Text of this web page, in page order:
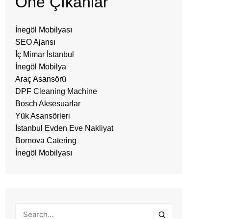
İnegöl Mobilyası
SEO Ajansı
İç Mimar İstanbul
İnegöl Mobilya
Araç Asansörü
DPF Cleaning Machine
Bosch Aksesuarlar
Yük Asansörleri
İstanbul Evden Eve Nakliyat
Bornova Catering
İnegöl Mobilyası